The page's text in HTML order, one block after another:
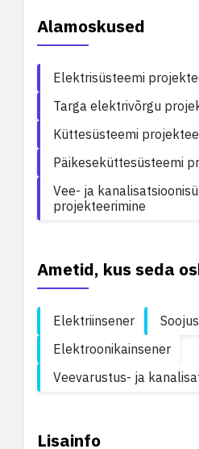
Alamoskused
Elektrisüsteemi
Targa elektrivõrgu
Küttesüsteemi
Päikeseküttesüsteemi
Vee- ja
projekteerimine
Ametid, kus seda
Elektriinsener
Elektroonikainsener
Veevarustus- ja
Lisainfo